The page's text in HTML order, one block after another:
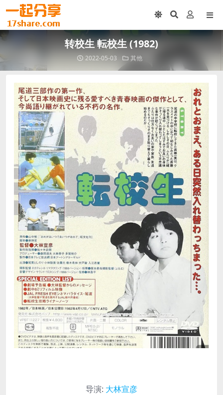
转校生 転校生 (1982)
2022-05-03 其他
导演: 大林宣彦